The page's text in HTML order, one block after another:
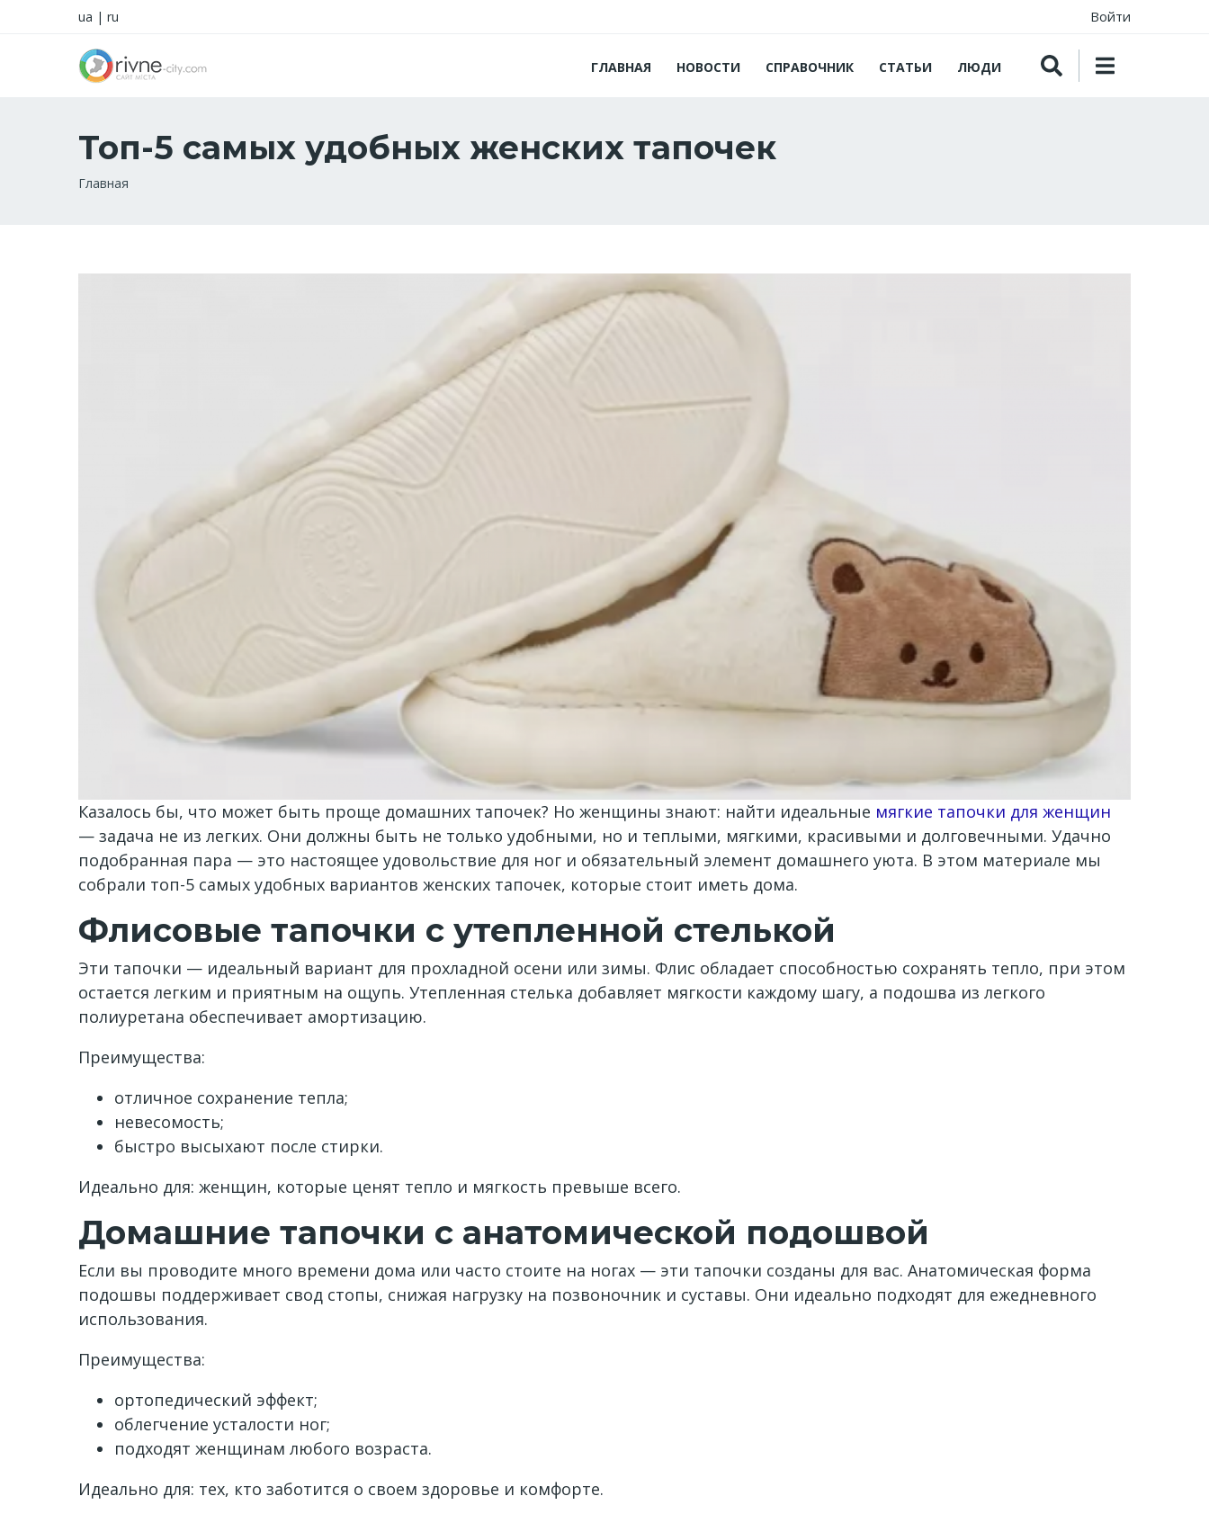
ua | ru Войти
ГЛАВНАЯ НОВОСТИ СПРАВОЧНИК СТАТЬИ ЛЮДИ
Топ-5 самых удобных женских тапочек
Строка
Главная
Казалось бы, что может быть проще домашних тапочек? Но женщины знают: найти идеальные мягкие тапочки для женщин
— задача не из легких. Они должны быть не только удобными, но и теплыми, мягкими, красивыми и долговечными. Удачно
подобранная пара — это настоящее удовольствие для ног и обязательный элемент домашнего уюта. В этом материале мы
собрали топ-5 самых удобных вариантов женских тапочек, которые стоит иметь дома.
Флисовые тапочки с утепленной стелькой
Эти тапочки — идеальный вариант для прохладной осени или зимы. Флис обладает способностью сохранять тепло, при этом
остается легким и приятным на ощупь. Утепленная стелька добавляет мягкости каждому шагу, а подошва из легкого
полиуретана обеспечивает амортизацию.
Преимущества:
отличное сохранение тепла;
невесомость;
быстро высыхают после стирки.
Идеально для: женщин, которые ценят тепло и мягкость превыше всего.
Домашние тапочки с анатомической подошвой
Если вы проводите много времени дома или часто стоите на ногах — эти тапочки созданы для вас. Анатомическая форма
подошвы поддерживает свод стопы, снижая нагрузку на позвоночник и суставы. Они идеально подходят для ежедневного
использования.
Преимущества:
ортопедический эффект;
облегчение усталости ног;
подходят женщинам любого возраста.
Идеально для: тех, кто заботится о своем здоровье и комфорте.